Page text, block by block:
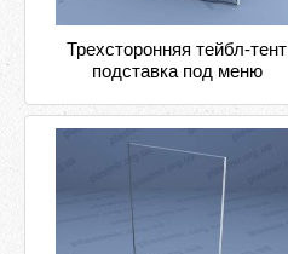
Трехсторонняя тейбл-тент
подставка под меню